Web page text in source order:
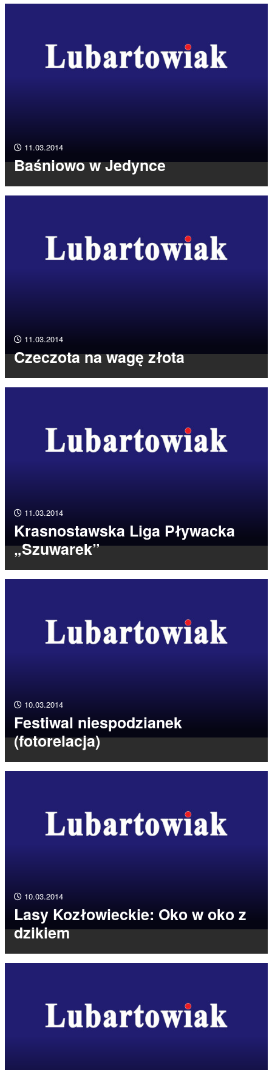
11.03.2014
Baśniowo w Jedynce
11.03.2014
Czeczota na wagę złota
11.03.2014
Krasnostawska Liga Pływacka
„Szuwarek”
10.03.2014
Festiwal niespodzianek
(fotorelacja)
10.03.2014
Lasy Kozłowieckie: Oko w oko z
dzikiem